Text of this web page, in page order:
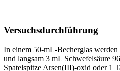
Versuchsdurchführung
In einem 50‑mL‑Becherglas
und langsam 3 mL Schwefelsäure
Spatelspitze Arsen(III)-oxid oder 1